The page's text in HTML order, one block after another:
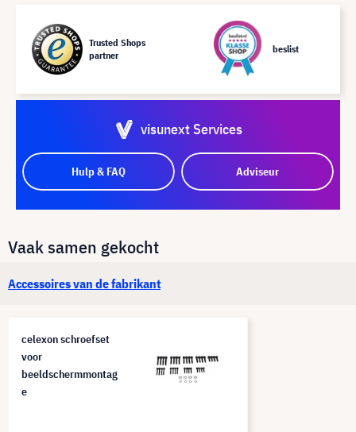
Trusted Shops
partner
beslist
visunext Services
Hulp & FAQ Adviseur
Vaak samen gekocht
Accessoires van de fabrikant
celexon schroefset
voor
beeldschermmontag
e